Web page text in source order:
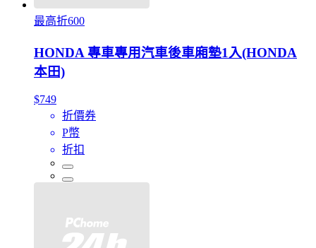
最高折600
HONDA 專車專用汽車後車廂墊1入(HONDA
本田)
$749
折價券
P幣
折扣